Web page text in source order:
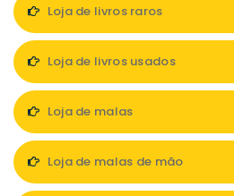
Loja de livros raros
Loja de livros usados
Loja de malas
Loja de malas de mão